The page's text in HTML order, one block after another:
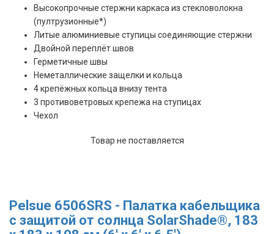
Высокопрочные стержни каркаса из стекловолокна
(пултрузионные*)
Литые алюминиевые ступицы соединяющие стержни
Двойной переплёт швов
Герметичные швы
Неметаллические защелки и кольца
4 крепёжных кольца внизу тента
3 противоветровых крепежа на ступицах
Чехол
Товар не поставляется
Pelsue 6506SRS - Палатка кабельщика
с защитой от солнца SolarShade®, 183